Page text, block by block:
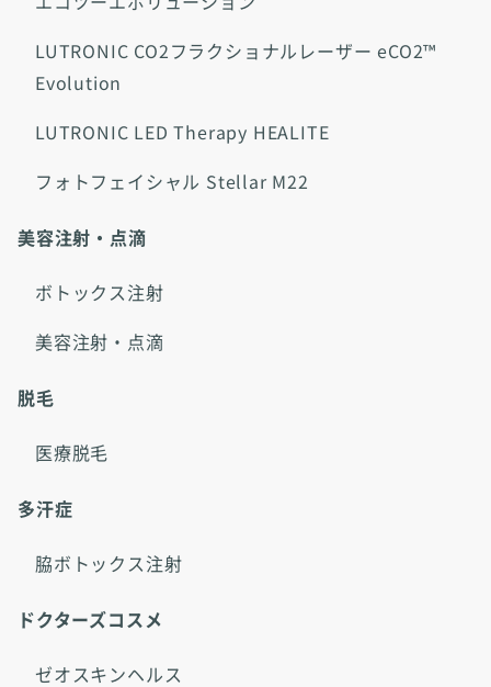
LUTRONIC CO2フラクショナルレーザー eCO2™
Evolution
LUTRONIC LED Therapy HEALITE
フォトフェイシャル Stellar M22
美容注射・点滴
ボトックス注射
美容注射・点滴
脱毛
医療脱毛
多汗症
脇ボトックス注射
ドクターズコスメ
ゼオスキンヘルス